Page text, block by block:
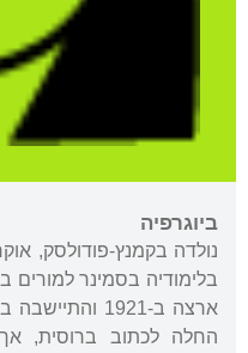
ביוגרפיה
נולדה בקמנץ-פודולסק,
בלימודיה בסמינר למורים
ארצה ב-1921
החלה לכתוב ברוסית,